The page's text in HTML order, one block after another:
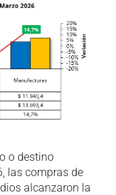
o destino
las compras de
alcanzaron la